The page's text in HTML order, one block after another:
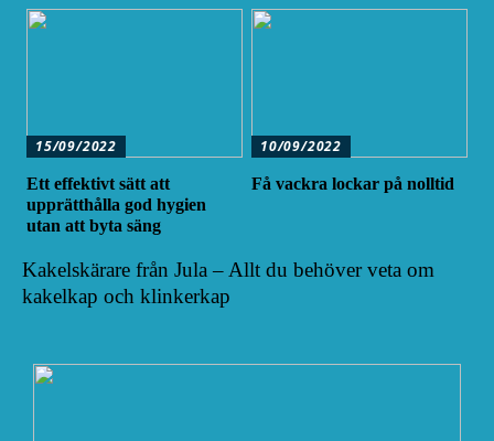
15/09/2022
Ett effektivt sätt att
upprätthålla god hygien
utan att byta säng
10/09/2022
Få vackra lockar på nolltid
Kakelskärare från Jula – Allt du behöver veta om
kakelkap och klinkerkap